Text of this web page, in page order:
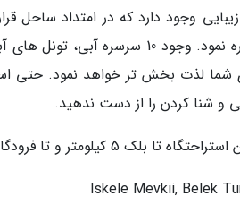
وجود دارد که در امتداد ساحل
آبی آن اشاره نمود. وجود 10
شما لذت بخش تر خواهد نمود. حتی
و شنا کردن را از دست ندهید.
و تا فرودگاه آنتالیا 40 کیلومتر فاصله دارد.